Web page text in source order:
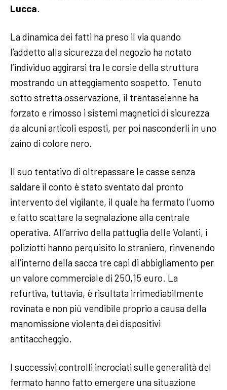
Lucca.
La dinamica dei fatti ha preso il via quando
l’addetto alla sicurezza del negozio ha notato
l’individuo aggirarsi tra le corsie della struttura
mostrando un atteggiamento sospetto. Tenuto
sotto stretta osservazione, il trentaseienne ha
forzato e rimosso i sistemi magnetici di sicurezza
da alcuni articoli esposti, per poi nasconderli in uno
zaino di colore nero.
Il suo tentativo di oltrepassare le casse senza
saldare il conto è stato sventato dal pronto
intervento del vigilante, il quale ha fermato l’uomo
e fatto scattare la segnalazione alla centrale
operativa. All’arrivo della pattuglia delle Volanti, i
poliziotti hanno perquisito lo straniero, rinvenendo
all’interno della sacca tre capi di abbigliamento per
un valore commerciale di 250,15 euro. La
refurtiva, tuttavia, è risultata irrimediabilmente
rovinata e non più vendibile proprio a causa della
manomissione violenta dei dispositivi
antitaccheggio.
I successivi controlli incrociati sulle generalità del
fermato hanno fatto emergere una situazione